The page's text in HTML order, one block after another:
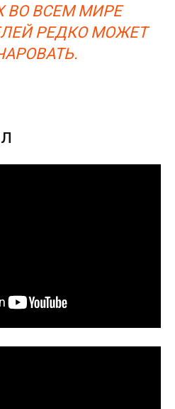
ВО ВСЕМ МИРЕ
РЕДКО МОЖЕТ